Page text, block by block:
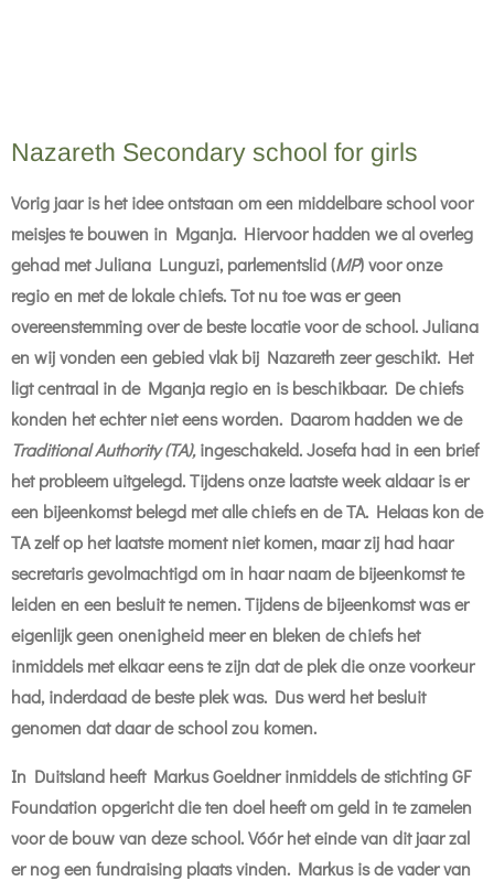
Nazareth Secondary school for girls
Vorig jaar is het idee ontstaan om een middelbare school voor
meisjes te bouwen in Mganja. Hiervoor hadden we al overleg
gehad met Juliana Lunguzi, parlementslid (MP) voor onze
regio en met de lokale chiefs. Tot nu toe was er geen
overeenstemming over de beste locatie voor de school. Juliana
en wij vonden een gebied vlak bij Nazareth zeer geschikt. Het
ligt centraal in de Mganja regio en is beschikbaar. De chiefs
konden het echter niet eens worden. Daarom hadden we de
Traditional Authority (TA),ingeschakeld. Josefa had in een brief
het probleem uitgelegd. Tijdens onze laatste week aldaar is er
een bijeenkomst belegd met alle chiefs en de TA. Helaas kon de
TA zelf op het laatste moment niet komen, maar zij had haar
secretaris gevolmachtigd om in haar naam de bijeenkomst te
leiden en een besluit te nemen. Tijdens de bijeenkomst was er
eigenlijk geen onenigheid meer en bleken de chiefs het
inmiddels met elkaar eens te zijn dat de plek die onze voorkeur
had, inderdaad de beste plek was. Dus werd het besluit
genomen dat daar de school zou komen.
In Duitsland heeft Markus Goeldner inmiddels de stichting GF
Foundation opgericht die ten doel heeft om geld in te zamelen
voor de bouw van deze school. Vóór het einde van dit jaar zal
er nog een fundraising plaats vinden. Markus is de vader van